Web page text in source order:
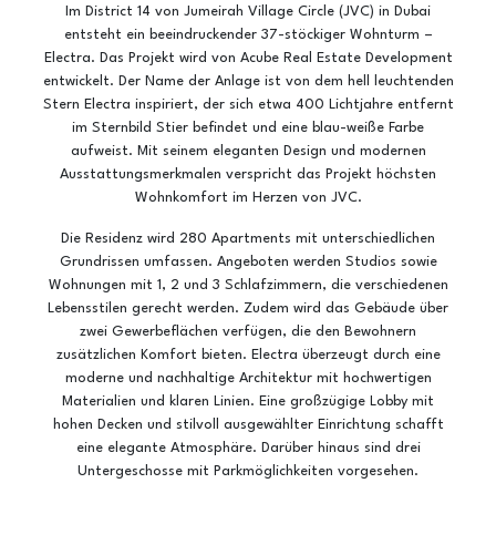
Im District 14 von Jumeirah Village Circle (JVC) in Dubai
entsteht ein beeindruckender 37-stöckiger Wohnturm –
Electra. Das Projekt wird von Acube Real Estate Development
entwickelt. Der Name der Anlage ist von dem hell leuchtenden
Stern Electra inspiriert, der sich etwa 400 Lichtjahre entfernt
im Sternbild Stier befindet und eine blau-weiße Farbe
aufweist. Mit seinem eleganten Design und modernen
Ausstattungsmerkmalen verspricht das Projekt höchsten
Wohnkomfort im Herzen von JVC.
Die Residenz wird 280 Apartments mit unterschiedlichen
Grundrissen umfassen. Angeboten werden Studios sowie
Wohnungen mit 1, 2 und 3 Schlafzimmern, die verschiedenen
Lebensstilen gerecht werden. Zudem wird das Gebäude über
zwei Gewerbeflächen verfügen, die den Bewohnern
zusätzlichen Komfort bieten. Electra überzeugt durch eine
moderne und nachhaltige Architektur mit hochwertigen
Materialien und klaren Linien. Eine großzügige Lobby mit
hohen Decken und stilvoll ausgewählter Einrichtung schafft
eine elegante Atmosphäre. Darüber hinaus sind drei
Untergeschosse mit Parkmöglichkeiten vorgesehen.